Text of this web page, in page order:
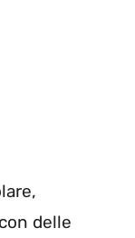
delle